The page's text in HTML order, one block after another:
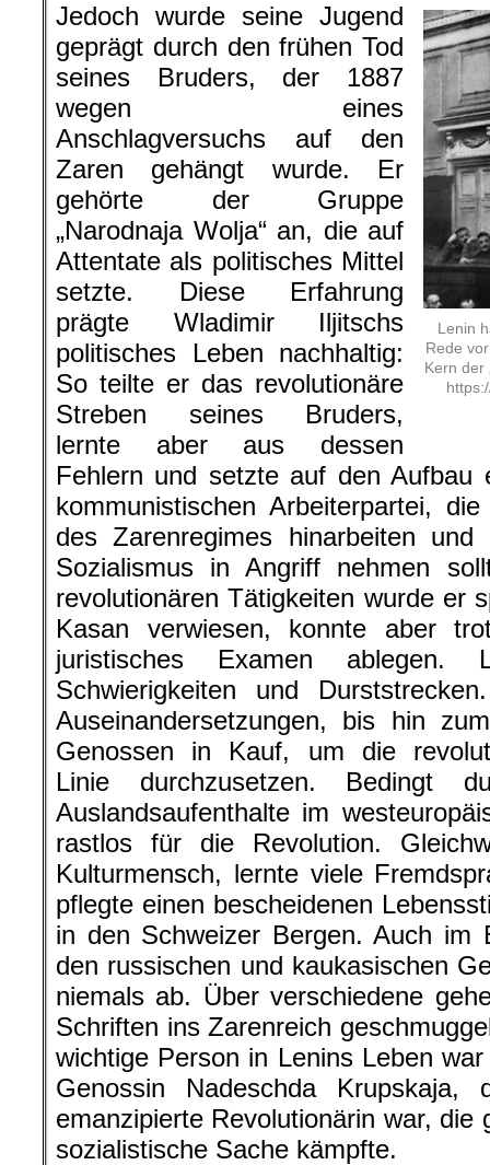
Lenin
Rede
Kern der
Jedoch wurde seine Jugend
geprägt durch den frühen Tod
seines Bruders, der 1887
wegen eines
Anschlagversuchs auf den
Zaren gehängt wurde. Er
gehörte der Gruppe
„Narodnaja Wolja“ an, die auf
Attentate als politisches Mittel
setzte. Diese Erfahrung
prägte Wladimir Iljitschs
politisches Leben nachhaltig:
So teilte er das revolutionäre
Streben seines Bruders,
lernte aber aus dessen
Fehlern und setzte auf den Aufbau
kommunistischen Arbeiterpartei,
des Zarenregimes hinarbeiten
Sozialismus in Angriff nehmen
revolutionären Tätigkeiten wurde er
Kasan verwiesen, konnte aber
juristisches Examen ablegen.
Schwierigkeiten und
Auseinandersetzungen, bis hin
Genossen in Kauf, um die
Linie durchzusetzen. Bedingt
Auslandsaufenthalte im
rastlos für die Revolution.
Kulturmensch, lernte viele
pflegte einen bescheidenen
in den Schweizer Bergen. Auch im
den russischen und kaukasischen
niemals ab. Über verschiedene
Schriften ins Zarenreich
wichtige Person in Lenins Leben
Genossin Nadeschda Krupskaja,
emanzipierte Revolutionärin war, die
sozialistische Sache kämpfte.